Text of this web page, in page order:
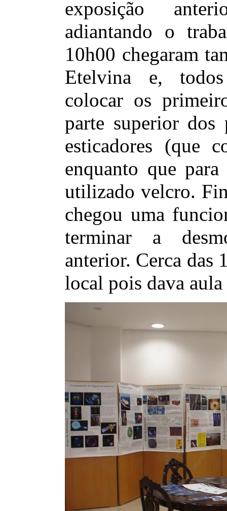
exposição
adiantando o
10h00 chegaram
Etelvina e,
colocar os
parte superior dos
esticadores (que
enquanto que
utilizado velcro.
chegou uma
terminar a
anterior. Cerca das
local pois dava